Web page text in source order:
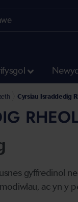
Cyrsiau Israddedig
gyffredinol
ac yn y